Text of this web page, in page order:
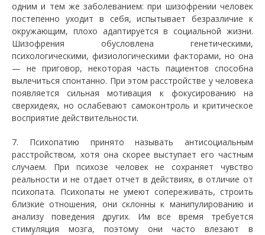
одним и тем же заболеванием: при шизофрении человек
постепенно уходит в себя, испытывает безразличие к
окружающим, плохо адаптируется в социальной жизни.
Шизофрения обусловлена генетическими,
психологическими, физиологическими факторами, но она
— не приговор, некоторая часть пациентов способна
вылечиться спонтанно. При этом расстройстве у человека
появляется сильная мотивация к фокусированию на
сверхидеях, но ослабевают самоконтроль и критическое
восприятие действительности.
7. Психопатию принято называть антисоциальным
расстройством, хотя она скорее выступает его частным
случаем. При психозе человек не сохраняет чувство
реальности и не отдает отчет в действиях, в отличие от
психопата. Психопаты не умеют сопереживать, строить
близкие отношения, они склонны к манипулированию и
анализу поведения других. Им все время требуется
стимуляция мозга, поэтому они часто влезают в